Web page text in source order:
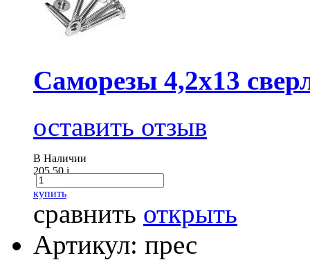
Саморезы 4,2х13
оставить отзыв
В Наличии
205.50i
купить
сравнить открыть
Артикул: прес